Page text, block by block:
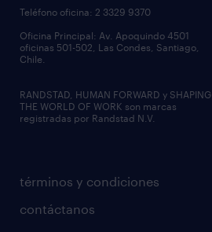
términos y condiciones
contáctanos
Teléfono oficina: 2 3329 9370
Oficina Principal: Av. Apoquindo 4501
oficinas 501-502, Las Condes, Santiago,
Chile.
RANDSTAD, HUMAN FORWARD y SHAPING
THE WORLD OF WORK son marcas
registradas por Randstad N.V.